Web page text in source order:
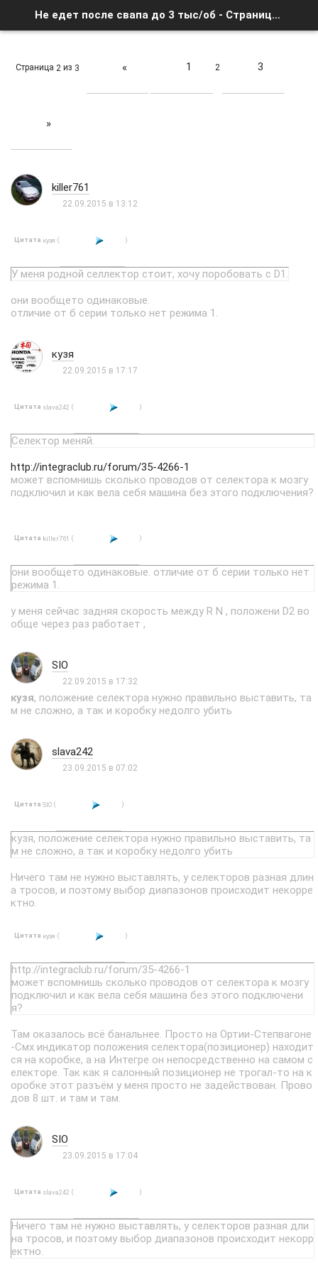
Не едет после свапа до 3 тыс/об - Страница 2 - Список форумов
Страница 2 из 3 « 1 2 3
»
killer761
22.09.2015 в 13:12
Цитата кузя ( )
У меня родной селлектор стоит, хочу поробовать с D1.
они вообщето одинаковые.
отличие от б серии только нет режима 1.
кузя
22.09.2015 в 17:17
Цитата slava242 ( )
Селектор меняй.
http://integraclub.ru/forum/35-4266-1
может вспомнишь сколько проводов от селектора к мозгу
подключил и как вела себя машина без этого подключения?
Цитата killer761 ( )
они вообщето одинаковые. отличие от б серии только нет
режима 1.
у меня сейчас задняя скорость между R N , положени D2 во
обще через раз работает ,
SIO
22.09.2015 в 17:32
кузя, положение селектора нужно правильно выставить, та
м не сложно, а так и коробку недолго убить
slava242
23.09.2015 в 07:02
Цитата SIO ( )
кузя, положение селектора нужно правильно выставить, та
м не сложно, а так и коробку недолго убить
Ничего там не нужно выставлять, у селекторов разная длин
а тросов, и поэтому выбор диапазонов происходит некорре
ктно.
Цитата кузя ( )
http://integraclub.ru/forum/35-4266-1
может вспомнишь сколько проводов от селектора к мозгу
подключил и как вела себя машина без этого подключени
я?
Там оказалось всё банальнее. Просто на Ортии-Степвагоне
-Смх индикатор положения селектора(позиционер) находит
ся на коробке, а на Интегре он непосредственно на самом с
електоре. Так как я салонный позиционер не трогал-то на к
оробке этот разъём у меня просто не задействован. Прово
дов 8 шт. и там и там.
SIO
23.09.2015 в 17:04
Цитата slava242 ( )
Ничего там не нужно выставлять, у селекторов разная дли
на тросов, и поэтому выбор диапазонов происходит некорр
ектно.